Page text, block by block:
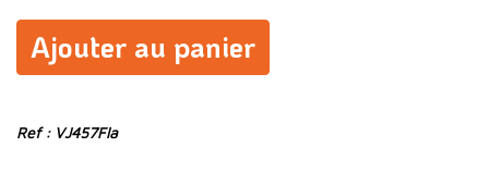
Ajouter au panier
Ref : VJ457Fla